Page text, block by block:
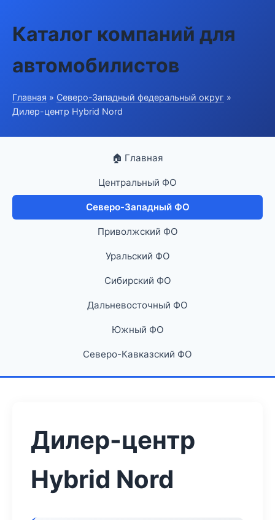
Каталог компаний для
автомобилистов
Главная » Северо-Западный федеральный округ »
Дилер-центр Hybrid Nord
🏠 Главная
Центральный ФО
Северо-Западный ФО
Приволжский ФО
Уральский ФО
Сибирский ФО
Дальневосточный ФО
Южный ФО
Северо-Кавказский ФО
Дилер-центр
Hybrid Nord